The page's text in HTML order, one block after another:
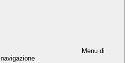
Menu di
navigazione